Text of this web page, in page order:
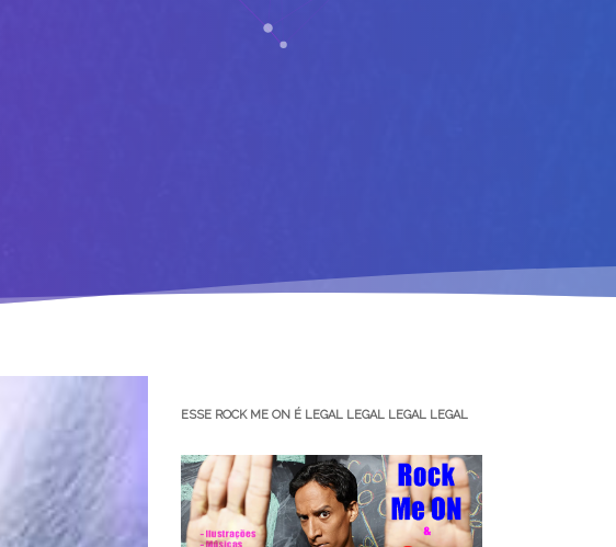
ESSE ROCK ME ON É LEGAL LEGAL LEGAL LEGAL